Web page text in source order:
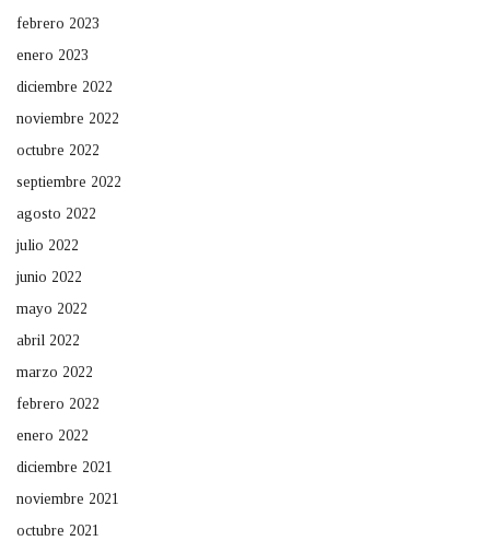
febrero 2023
enero 2023
diciembre 2022
noviembre 2022
octubre 2022
septiembre 2022
agosto 2022
julio 2022
junio 2022
mayo 2022
abril 2022
marzo 2022
febrero 2022
enero 2022
diciembre 2021
noviembre 2021
octubre 2021